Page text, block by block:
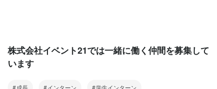
株式会社イベント21では一緒に働く仲間を募集して
います